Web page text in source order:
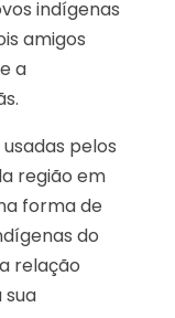
indígenas
amigos
a
pelos
região em
forma de
do
relação